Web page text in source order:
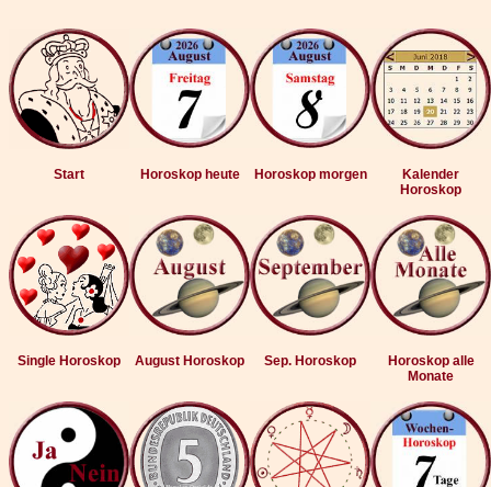
Start Horoskop heute Horoskop morgen
Kalender
Horoskop
Single Horoskop August Horoskop Sep. Horoskop
Horoskop alle
Monate